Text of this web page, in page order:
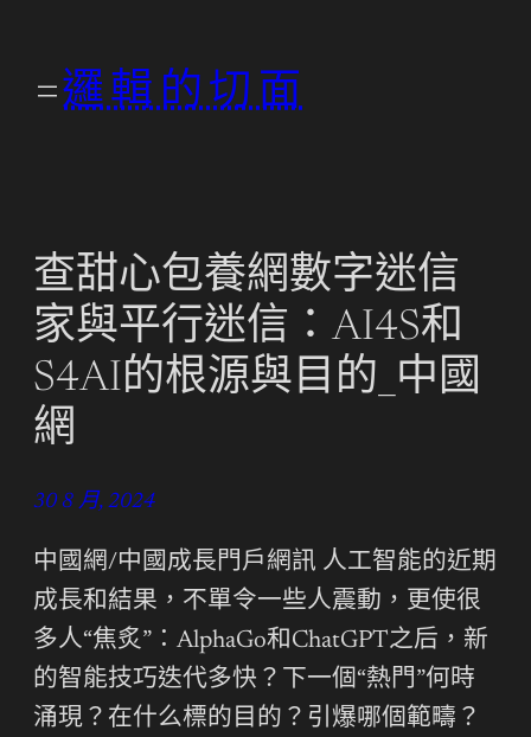
邏輯的切面
查甜心包養網數字迷信
家與平行迷信：AI4S和
S4AI的根源與目的_中國
網
30 8 月, 2024
中國網/中國成長門戶網訊 人工智能的近期
成長和結果，不單令一些人震動，更使很
多人“焦炙”：AlphaGo和ChatGPT之后，新
的智能技巧迭代多快？下一個“熱門”何時
涌現？在什么標的目的？引爆哪個範疇？